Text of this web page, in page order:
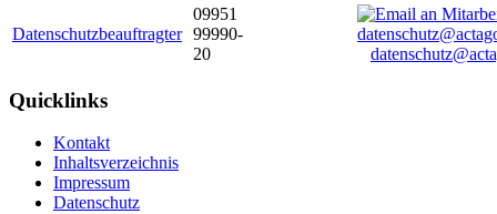
Datenschutzbeauftragter
09951
99990-
20
Quicklinks
Kontakt
Inhaltsverzeichnis
Impressum
Datenschutz